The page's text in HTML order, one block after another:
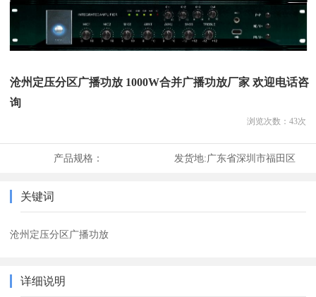
沧州定压分区广播功放 1000W合并广播功放厂家 欢迎电话咨
询
浏览次数： 43次
产品规格： 发货地:广东省深圳市福田区
关键词
沧州定压分区广播功放
详细说明